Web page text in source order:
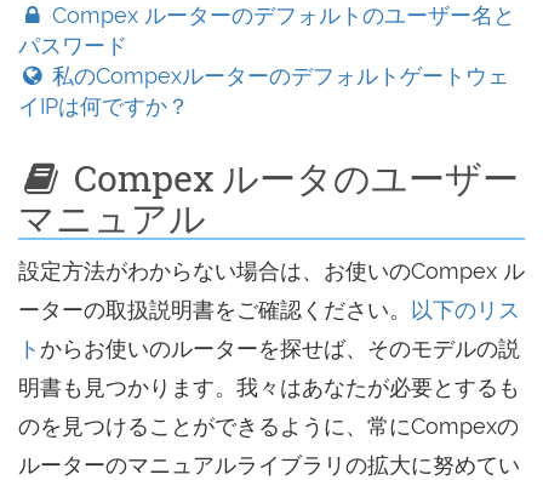
Compex ルーターのデフォルトのユーザー名と
パスワード
私のCompexルーターのデフォルトゲートウェ
イIPは何ですか？
Compex ルータのユーザー
マニュアル
設定方法がわからない場合は、お使いのCompex ル
ーターの取扱説明書をご確認ください。
以下のリス
ト からお使いのルーターを探せば、そのモデルの説
明書も見つかります。我々はあなたが必要とするも
のを見つけることができるように、常にCompexの
ルーターのマニュアルライブラリの拡大に努めてい